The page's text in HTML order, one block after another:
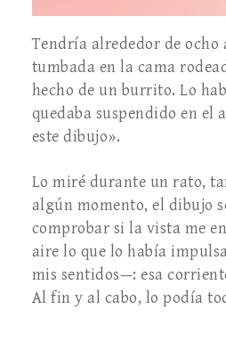
Tendría alrededor de ocho
tumbada en la cama
hecho de un burrito. Lo
quedaba suspendido en el
este dibujo».
Lo miré durante un rato,
algún momento, el dibujo
comprobar si la vista me
aire lo que lo había
mis sentidos—: esa
Al fin y al cabo, lo podía